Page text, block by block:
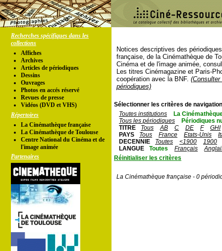
Recherches spécifiques dans les
collections
Affiches
Archives
Articles de périodiques
Dessins
Ouvrages
Photos en accés réservé
Revues de presse
Vidéos (DVD et VHS)
Répertoires
La Cinémathèque française
La Cinémathèque de Toulouse
Centre National du Cinéma et de
l'image animée
Partenaires
Notices descriptives des
française, de la Cinémathèque de
Cinéma et de l'image animée,
Les titres Cinémagazine et Paris-
coopération avec la BNF.
périodiques)
Sélectionner les critères de
Toutes institutions
La
Tous les périodiques
Périodiques
TITRE
Tous AB C DE F
GHI
PAYS
Tous France Etats-Unis
DECENNIE
Toutes <1900
1900
LANGUE
Toutes Français
Réinitialiser les critères
La Cinémathèque française - 0